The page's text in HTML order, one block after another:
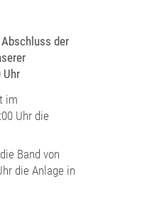
der
Uhr
im
Uhr die
Band von
die Anlage in